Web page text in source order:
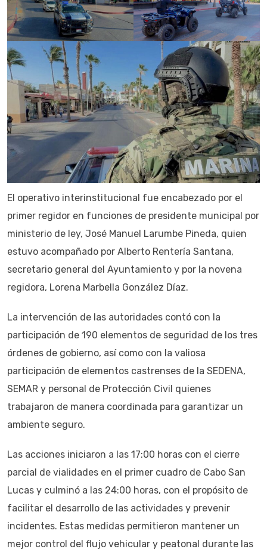
El operativo interinstitucional fue encabezado por el
primer regidor en funciones de presidente municipal por
ministerio de ley, José Manuel Larumbe Pineda, quien
estuvo acompañado por Alberto Rentería Santana,
secretario general del Ayuntamiento y por la novena
regidora, Lorena Marbella González Díaz.
La intervención de las autoridades contó con la
participación de 190 elementos de seguridad de los tres
órdenes de gobierno, así como con la valiosa
participación de elementos castrenses de la SEDENA,
SEMAR y personal de Protección Civil quienes
trabajaron de manera coordinada para garantizar un
ambiente seguro.
Las acciones iniciaron a las 17:00 horas con el cierre
parcial de vialidades en el primer cuadro de Cabo San
Lucas y culminó a las 24:00 horas, con el propósito de
facilitar el desarrollo de las actividades y prevenir
incidentes. Estas medidas permitieron mantener un
mejor control del flujo vehicular y peatonal durante las